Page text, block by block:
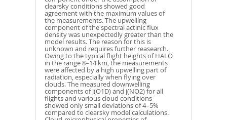
clearsky conditions showed good
agreement with the maximum values of
the measurements. The upwelling
component of the spectral actinic flux
density was unexpectedly greater than the
model results. The reason for this is
unknown and requires further reasearch.
Owing to the typical flight heights of HALO
in the range 8–14 km, the measurements
were affected by a high upwelling part of
radiation, especially when flying over
clouds. The measured downwelling
components of j(O1D) and j(NO2) for all
flights and various cloud conditions
showed only small deviations of 4–5%
compared to clearsky model calculations.